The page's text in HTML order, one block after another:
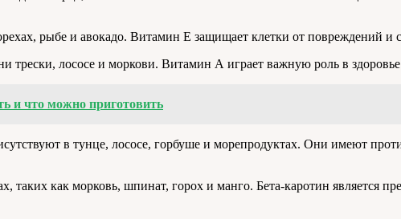
рыбе и авокадо. Витамин E защищает клетки от повреждений и
трески, лососе и моркови. Витамин А играет важную роль в
и что можно приготовить
в тунце, лососе, горбуше и морепродуктах. Они имеют
таких как морковь, шпинат, горох и манго. Бета-каротин является